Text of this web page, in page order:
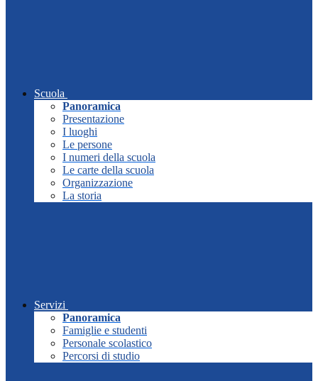
Scuola
Panoramica
Presentazione
I luoghi
Le persone
I numeri della scuola
Le carte della scuola
Organizzazione
La storia
Servizi
Panoramica
Famiglie e studenti
Personale scolastico
Percorsi di studio